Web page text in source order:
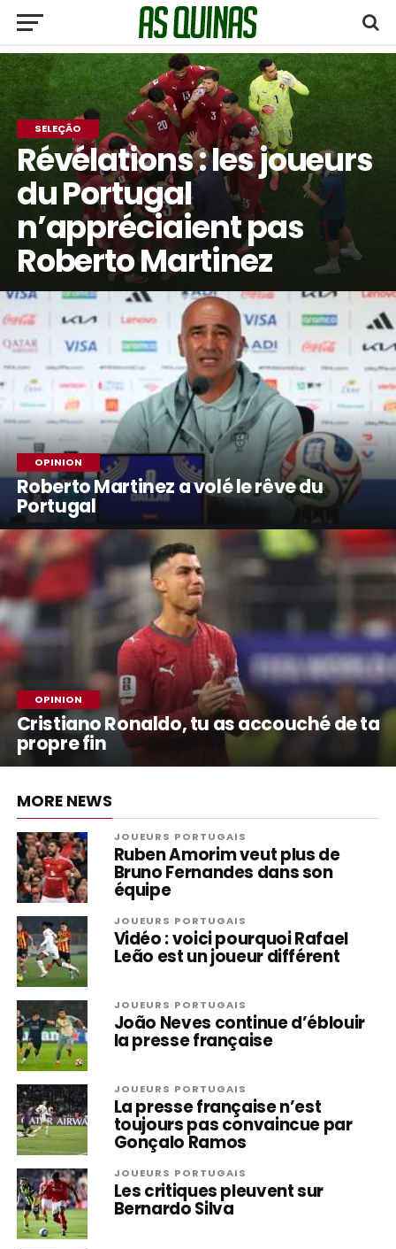
SELEÇÃO
Révélations : les joueurs
du Portugal
n’appréciaient pas
Roberto Martinez
OPINION
Roberto Martinez a volé le rêve du
Portugal
OPINION
Cristiano Ronaldo, tu as accouché de ta
propre fin
MORE NEWS
JOUEURS PORTUGAIS
Ruben Amorim veut plus de
Bruno Fernandes dans son
équipe
JOUEURS PORTUGAIS
Vidéo : voici pourquoi Rafael
Leão est un joueur différent
JOUEURS PORTUGAIS
João Neves continue d’éblouir
la presse française
JOUEURS PORTUGAIS
La presse française n’est
toujours pas convaincue par
Gonçalo Ramos
JOUEURS PORTUGAIS
Les critiques pleuvent sur
Bernardo Silva